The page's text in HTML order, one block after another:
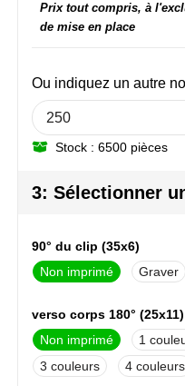
Orrefors
Parker pennen
Retulp
Skross
Sophie Muval
Ou indiquez un autre
Stock : 6500 pièces
Prix tout compris, à
de mise en place
3: Sélectionner
90° du clip (35x6)
Non imprimé
Graver
verso corps 180° (25x11)
Non imprimé
1
3
4